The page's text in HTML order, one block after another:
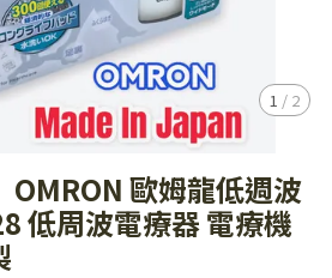
1 / 2
OMRON 歐姆龍低週波
低周波電療器 電療機